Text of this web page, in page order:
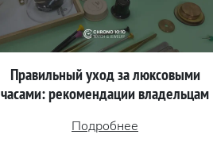
Правильный уход за люксовыми
часами: рекомендации владельцам
Подробнее